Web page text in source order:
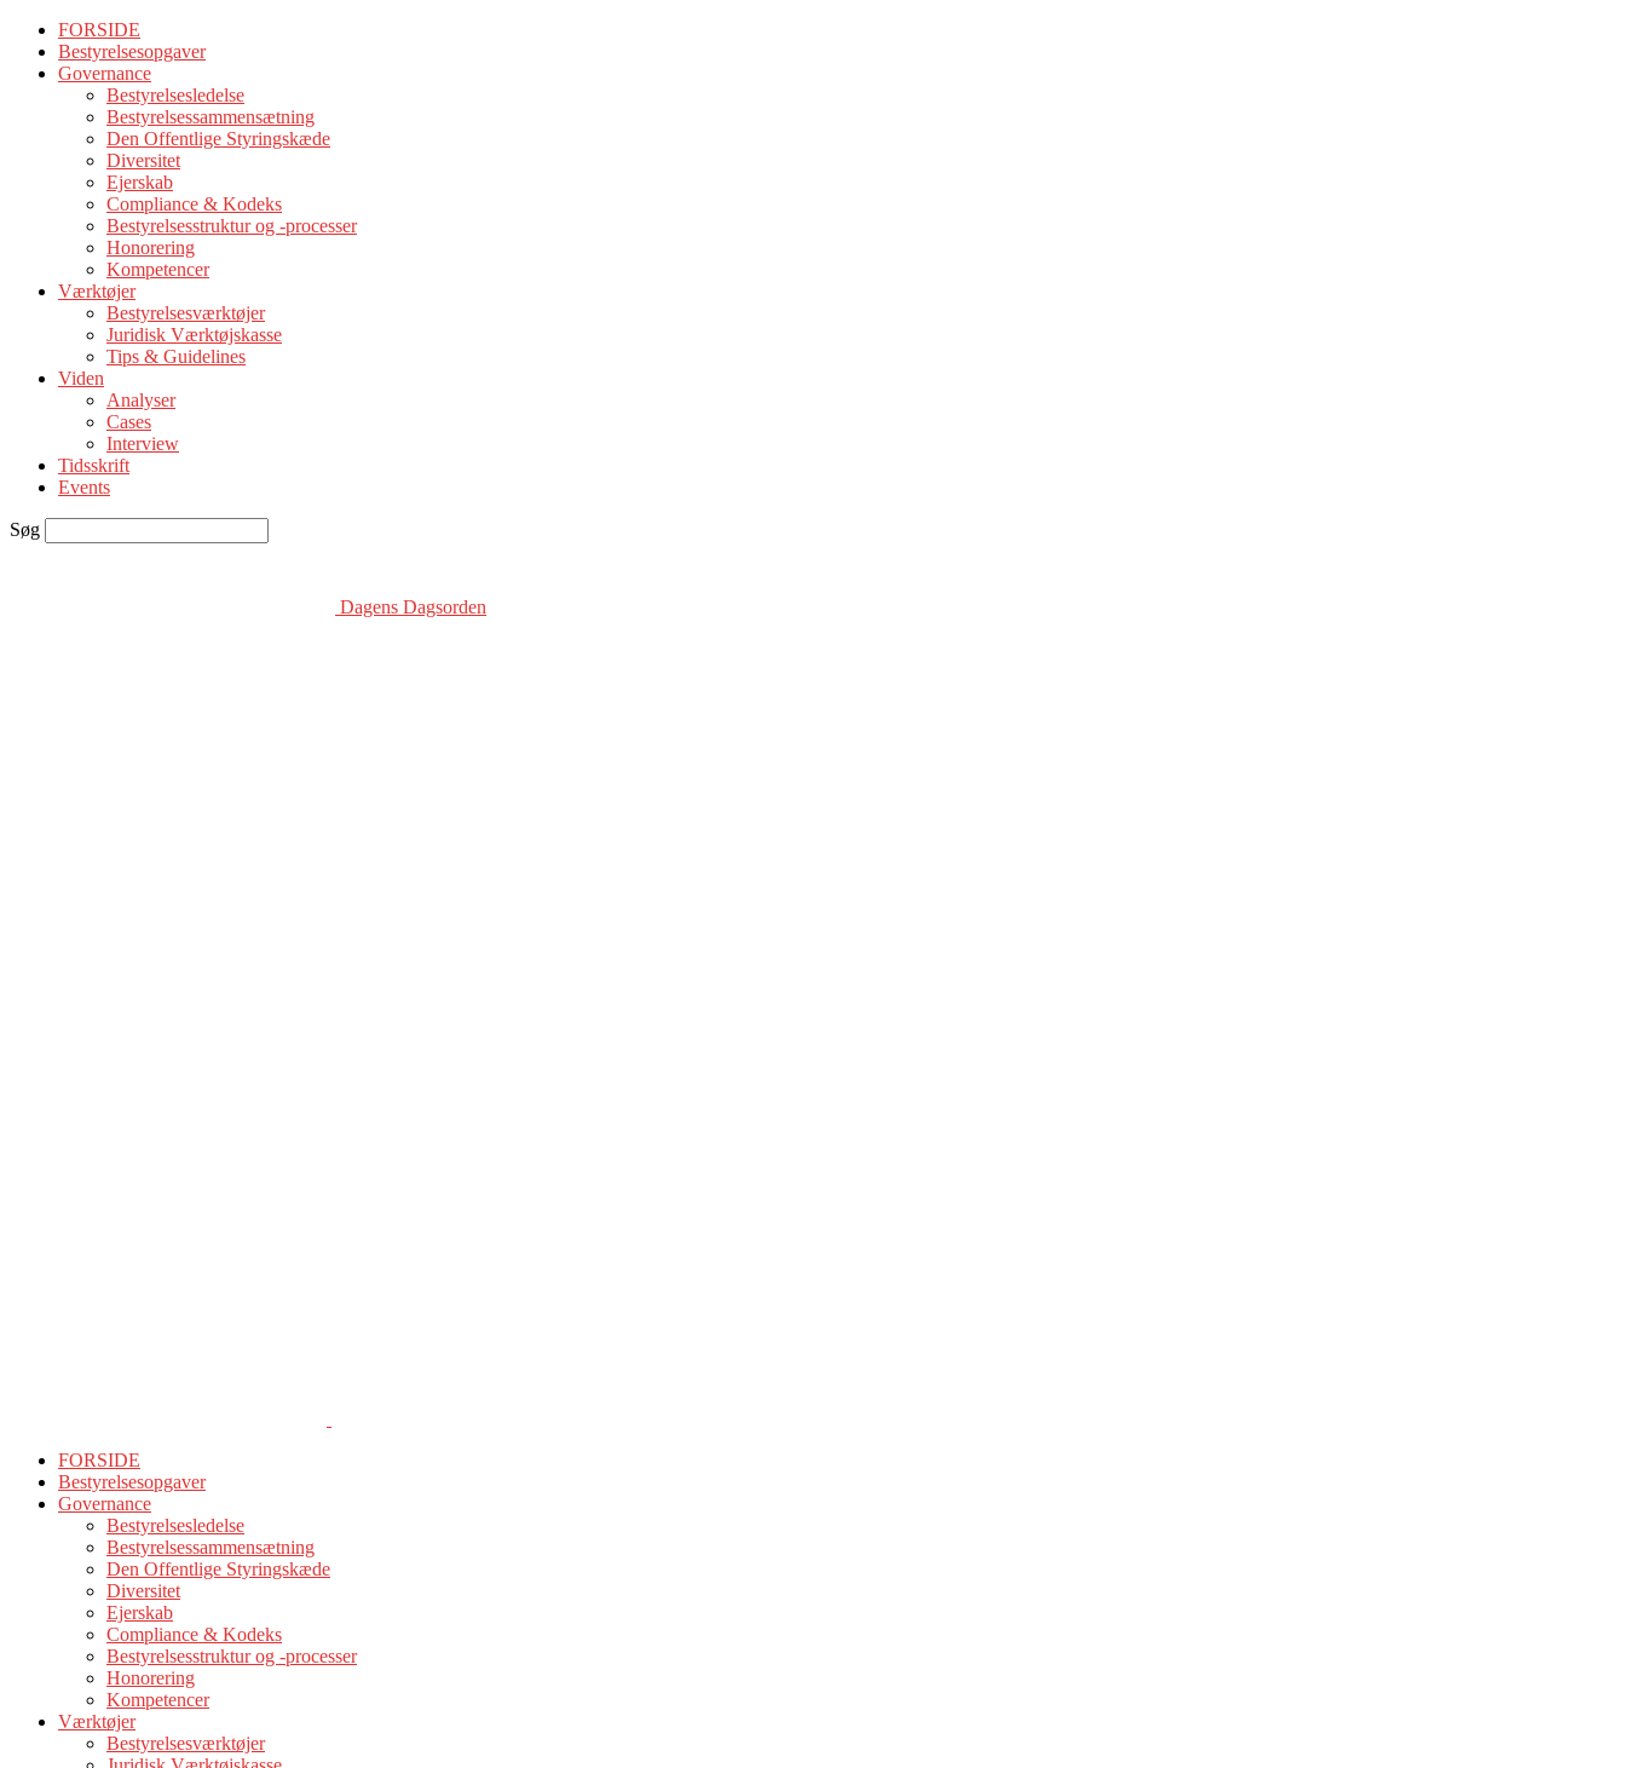
FORSIDE
Bestyrelsesopgaver
Governance
Bestyrelsesledelse
Bestyrelsessammensætning
Den Offentlige Styringskæde
Diversitet
Ejerskab
Compliance & Kodeks
Bestyrelsesstruktur og -processer
Honorering
Kompetencer
Værktøjer
Bestyrelsesværktøjer
Juridisk Værktøjskasse
Tips & Guidelines
Viden
Analyser
Cases
Interview
Tidsskrift
Events
Søg
Dagens Dagsorden
FORSIDE
Bestyrelsesopgaver
Governance
Bestyrelsesledelse
Bestyrelsessammensætning
Den Offentlige Styringskæde
Diversitet
Ejerskab
Compliance & Kodeks
Bestyrelsesstruktur og -processer
Honorering
Kompetencer
Værktøjer
Bestyrelsesværktøjer